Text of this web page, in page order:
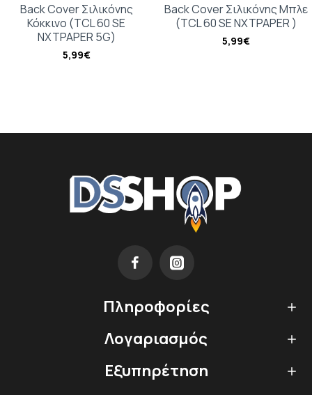
Back Cover Σιλικόνης
Κόκκινο (TCL 60 SE
NXTPAPER 5G)
5,99€
Back Cover Σιλικόνης Μπλε
(TCL 60 SE NXTPAPER )
5,99€
Πληροφορίες
Λογαριασμός
Εξυπηρέτηση